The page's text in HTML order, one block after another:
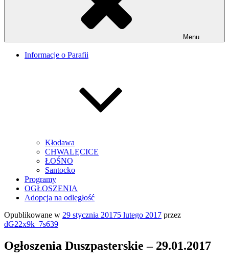
Menu
Informacje o Parafii
Kłodawa
CHWALĘCICE
ŁOŚNO
Santocko
Programy
OGŁOSZENIA
Adopcja na odległość
Opublikowane w 29 stycznia 20175 lutego 2017 przez
dG22x9k_7s639
Ogłoszenia Duszpasterskie – 29.01.2017